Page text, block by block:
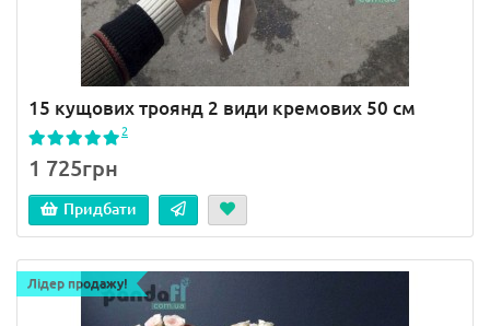
15 кущових троянд 2 види кремових 50 см
2
1 725грн
Придбати
Лідер продажу!